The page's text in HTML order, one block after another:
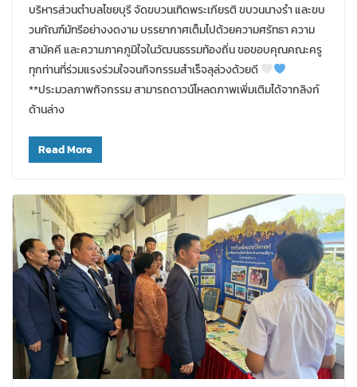
บริหารส่วนตำบลไชยบุรี จัดขบวนเทิดพระเกียรติ ขบวนนางรำ และขบ
วนกัณฑ์มัทรีอย่างงดงาม บรรยากาศเต็มไปด้วยความศรัทธา ความ
สามัคคี และความภาคภูมิใจในวัฒนธรรมท้องถิ่น ขอขอบคุณคณะครู
ทุกท่านที่ร่วมแรงร่วมใจจนกิจกรรมสำเร็จลุล่วงด้วยดี
**ประมวลภาพกิจกรรม สามารถดาวน์โหลดภาพเพิ่มเติมได้จากลิงก์
ด้านล่าง
Read More